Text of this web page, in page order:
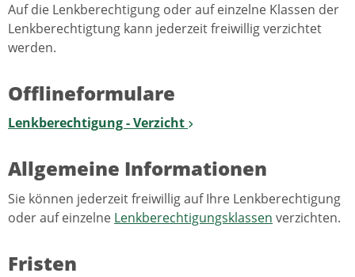
Auf die Lenkberechtigung oder auf einzelne Klassen der
Lenkberechtigtung kann jederzeit freiwillig verzichtet
werden.
Offlineformulare
Lenkberechtigung - Verzicht
Allgemeine Informationen
Sie können jederzeit freiwillig auf Ihre Lenkberechtigung
oder auf einzelne Lenkberechtigungsklassen verzichten.
Fristen